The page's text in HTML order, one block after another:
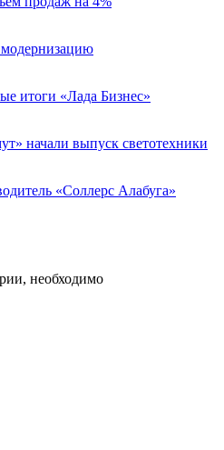
итоги «Лада Бизнес»
начали выпуск светотехники
«Соллерс Алабуга»
необходимо